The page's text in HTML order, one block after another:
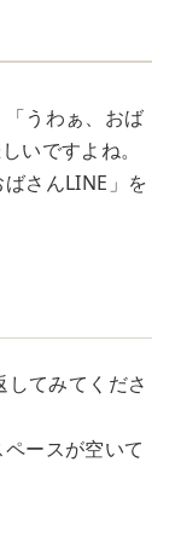
うわぁ、おば
いですよね。
さんLINE」を
てみてくださ
ースが空いて